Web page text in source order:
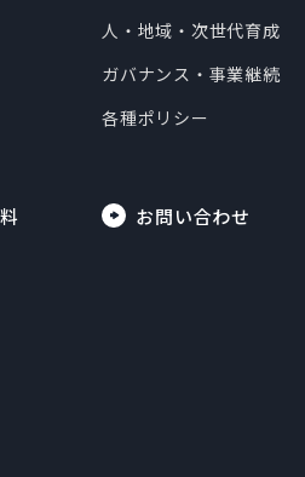
人・地域・次世代育成
ガバナンス・事業継続
各種ポリシー
お問い合わせ